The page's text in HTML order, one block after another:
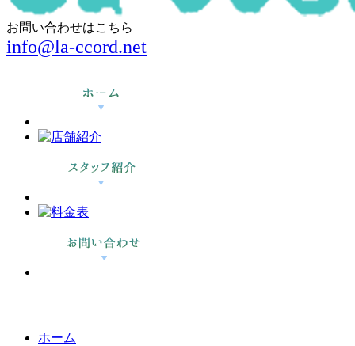
お問い合わせはこちら
info@la-ccord.net
ホーム